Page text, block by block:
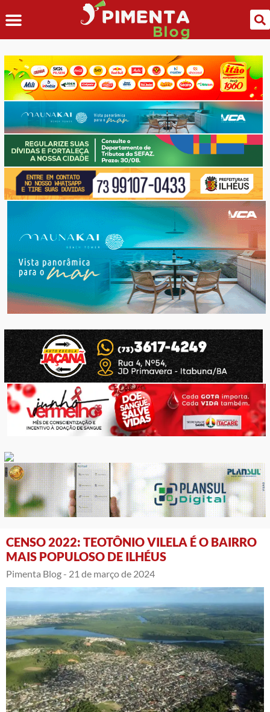
CENSO 2022: TEOTÔNIO VILELA É O BAIRRO
MAIS POPULOSO DE ILHÉUS
Pimenta Blog - 21 de março de 2024